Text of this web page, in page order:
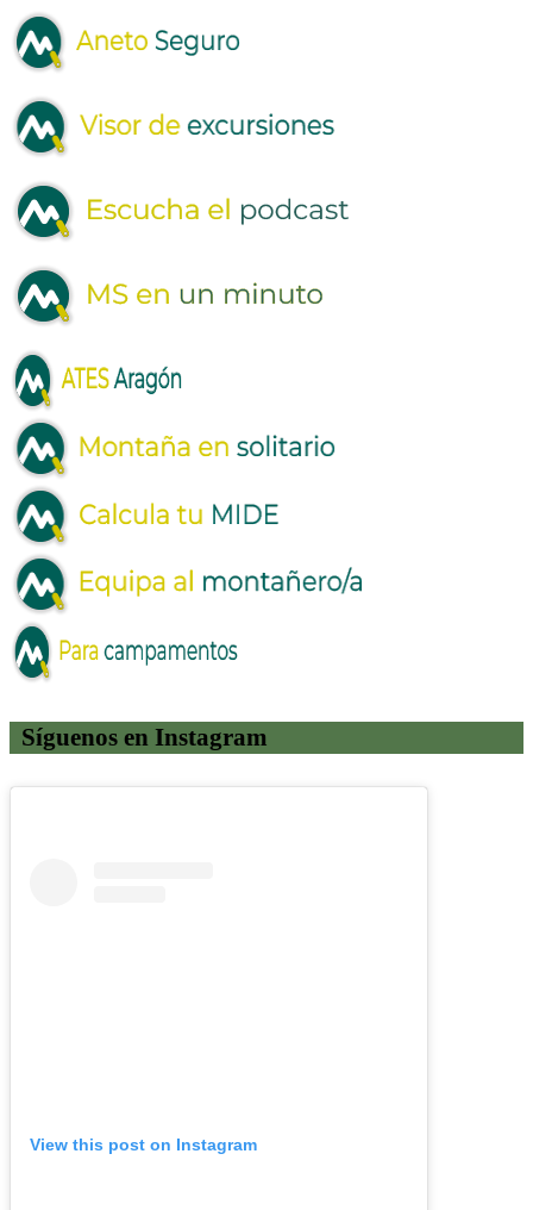
Síguenos en Instagram
View this post on Instagram